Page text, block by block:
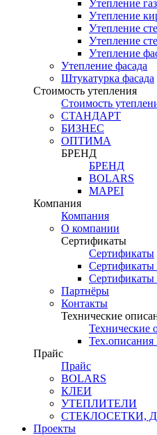
Утепление
Утепление
Утепление
Утепление
Утепление
Утепление фасада
Штукатурка фасада
Стоимость утепления
Стоимость
СТАНДАРТ
БИЗНЕС
ОПТИМА
БРЕНД
БРЕНД
BOLARS
MAPEI
Компания
Компания
О компании
Сертификаты
Сертификаты
Сертификаты
Партнёры
Контакты
Технические
Технические
Прайс
Прайс
BOLARS
КЛЕИ
УТЕПЛИТЕЛИ
СТЕКЛОСЕТКИ,
Проекты